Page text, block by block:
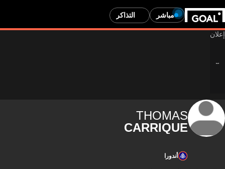
مباشر التذاكر
THOMAS
CARRIQUE
أندورا